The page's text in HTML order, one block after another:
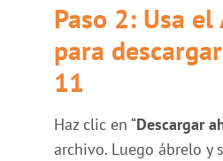
Paso 2: Usa
para
11
Haz clic en “Descargar
archivo. Luego ábrelo y